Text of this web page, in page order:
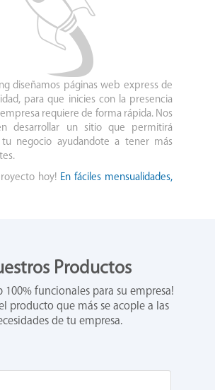
diseñamos páginas web express de
para que inicies con la presencia
requiere de forma rápida. Nos
desarrollar un sitio que permitirá
tu negocio ayudandote a tener más
hoy! En fáciles mensualidades,
Productos
100% funcionales para su empresa!
producto que más se acople a las
de tu empresa.